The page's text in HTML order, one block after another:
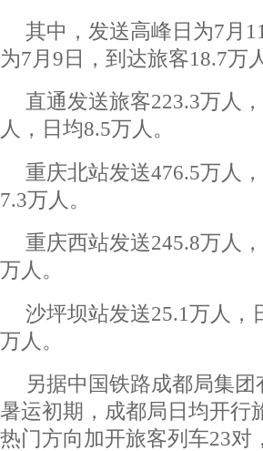
其中，发送高峰日为7月
为7月9日，到达旅客18.7万
直通发送旅客223.3万人
人，日均8.5万人。
重庆北站发送476.5万人
7.3万人。
重庆西站发送245.8万人
万人。
沙坪坝站发送25.1万人，
万人。
另据中国铁路成都局集
暑运初期，成都局日均开行
热门方向加开旅客列车23